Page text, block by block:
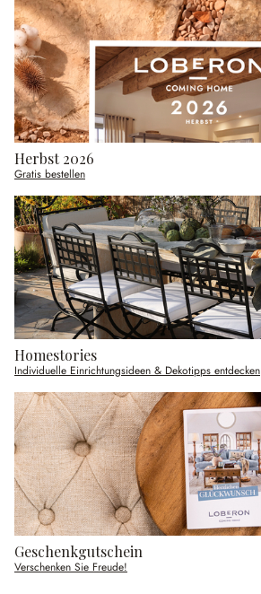
Herbst 2026
Gratis bestellen
Homestories
Individuelle Einrichtungsideen & Dekotipps entdecken
Geschenkgutschein
Verschenken Sie Freude!